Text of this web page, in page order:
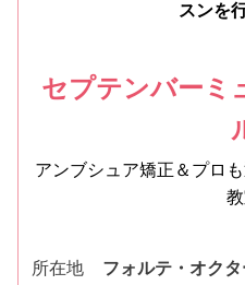
スンを
セプテンバーミ
アンブシュア矯正＆プロ
所在地 フォルテ・オク